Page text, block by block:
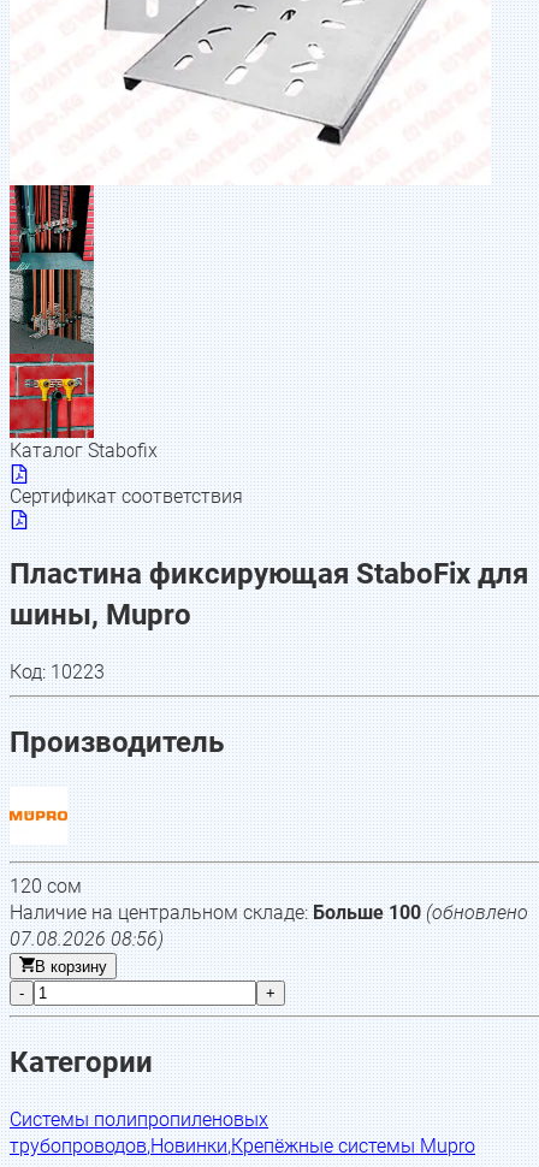
Каталог Stabofix
Сертификат соответствия
Пластина фиксирующая StaboFix для
шины, Mupro
Код:10223
Производитель
120сом
Наличие на центральном складе: Больше 100 (обновлено
07.08.2026 08:56)
В корзину
-
+
Категории
Системы полипропиленовых
трубопроводов,Новинки,Крепёжные системы Mupro